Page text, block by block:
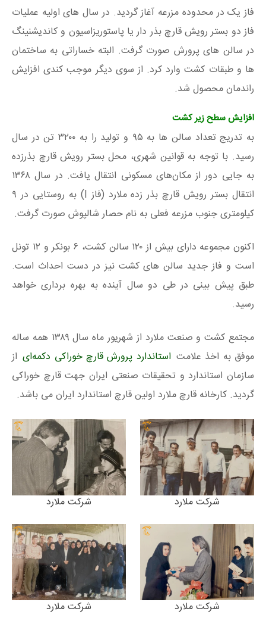
فاز یک در محدوده مزرعه آغاز گردید. در سال های اولیه عملیات
فاز دو بستر رویش قارچ بذر دار یا پاستوریزاسیون و کاندیشنینگ
در سالن های پرورش صورت گرفت. البته خساراتی به ساختمان
ها و طبقات کشت وارد کرد. از سوی دیگر موجب کندی افزایش
راندمان محصول شد.
افزایش سطح زیر کشت
به تدریج تعداد سالن ها به ۹۵ و تولید را به ۳۲۰۰ تن در سال
رسید. با توجه به قوانین شهری، محل بستر رویش قارچ بذرزده
به جایی دور از مکان‌های مسکونی انتقال یافت. در سال ۱۳۶۸
انتقال بستر رویش قارچ بذر زده ملارد (فاز I) به روستایی در ۹
کیلومتری جنوب مزرعه فعلی به نام حصار شالپوش صورت گرفت.
اکنون مجموعه دارای بیش از ۱۲۰ سالن کشت، ۶ بونکر و ۱۲ تونل
است و فاز جدید سالن های کشت نیز در دست احداث است.
طبق پیش بینی در طی دو سال آینده به بهره برداری خواهد
رسید.
مجتمع کشت و صنعت ملارد از شهریور ماه سال ۱۳۸۹ همه ساله
موفق به اخذ علامت استاندارد پرورش قارچ خوراکی دکمه‌ای از
سازمان استاندارد و تحقیقات صنعتی ایران جهت قارچ خوراکی
گردید. کارخانه قارچ ملارد اولین قارچ استاندارد ایران می باشد.
شرکت ملارد شرکت ملارد
شرکت ملارد شرکت ملارد